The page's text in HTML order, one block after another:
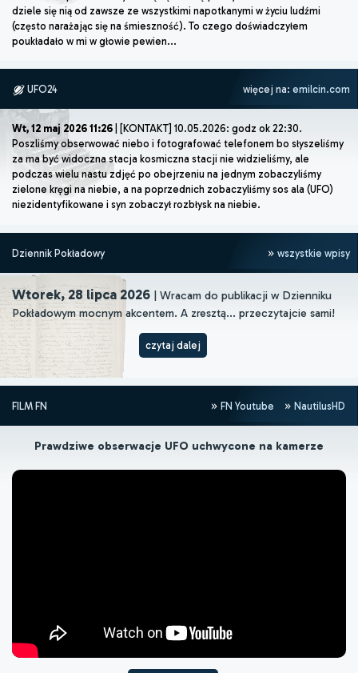
dziele się nią od zawsze ze wszystkimi napotkanymi w życiu ludźmi
(często narażając się na śmieszność). To czego doświadczyłem
poukładało w mi w głowie pewien...
UFO24 więcej na: emilcin.com
Wt, 12 maj 2026 11:26 | [KONTAKT] 10.05.2026: godz ok 22:30.
Poszliśmy obserwować niebo i fotografować telefonem bo słyszeliśmy
za ma być widoczna stacja kosmiczna stacji nie widzieliśmy, ale
podczas wielu nastu zdjęć po obejrzeniu na jednym zobaczyliśmy
zielone kręgi na niebie, a na poprzednich zobaczyliśmy sos ala (UFO)
niezidentyfikowane i syn zobaczył rozbłysk na niebie.
Dziennik Pokładowy wszystkie wpisy
Wtorek, 28 lipca 2026 | Wracam do publikacji w Dzienniku
Pokładowym mocnym akcentem. A zresztą... przeczytajcie sami!
czytaj dalej
FILM FN FN Youtube NautilusHD
Prawdziwe obserwacje UFO uchwycone na kamerze